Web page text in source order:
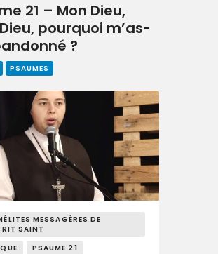
Nous aider
21 – Mon Dieu,
pourquoi m’as-
?
PSAUMES
MESSAGÈRES DE
SAINT
PSAUME 21